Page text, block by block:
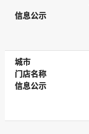
信息公示
信息公示
城市
城市
门店名称
门店名称
信息公示
信息公示